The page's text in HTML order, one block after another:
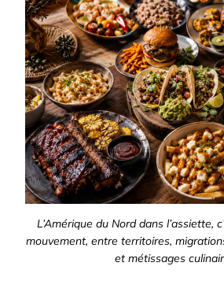
L’Amérique du Nord dans l’assiette,
mouvement, entre territoires,
et métissages